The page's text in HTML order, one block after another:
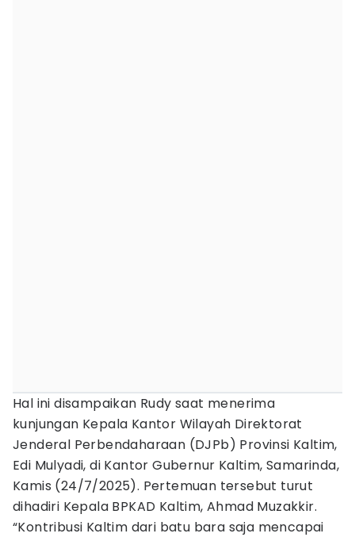
Hal ini disampaikan Rudy saat menerima
kunjungan Kepala Kantor Wilayah Direktorat
Jenderal Perbendaharaan (DJPb) Provinsi Kaltim,
Edi Mulyadi, di Kantor Gubernur Kaltim, Samarinda,
Kamis (24/7/2025). Pertemuan tersebut turut
dihadiri Kepala BPKAD Kaltim, Ahmad Muzakkir.
“Kontribusi Kaltim dari batu bara saja mencapai